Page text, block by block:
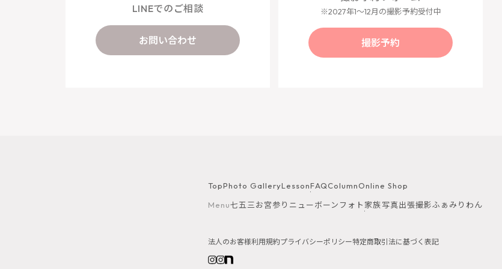
LINEでのご相談
お問い合わせ
※2027年1〜12月の撮影予約受付中
撮影予約
TopPhoto GalleryLessonFAQColumnOnline Shop
Menu七五三お宮参り ニューボーンフォト 家族写真出張撮影ふぁみりわん
法人のお客様利用規約プライバシーポリシー特定商取引法に基づく表記